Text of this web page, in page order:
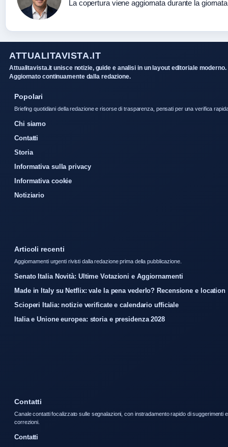
La copertura viene aggiornata durante la
ATTUALITAVISTA.IT
Attualitavista.it unisce notizie, guide e analisi in un layout editoriale moderno.
Aggiornato continuamente dalla redazione.
Popolari
Briefing quotidiani della redazione e risorse di trasparenza, pensati per una verifica
Chi siamo
Contatti
Storia
Informativa sulla privacy
Informativa cookie
Notiziario
Articoli recenti
Aggiornamenti urgenti rivisti dalla redazione prima della pubblicazione.
Senato Italia Novità: Ultime Votazioni e Aggiornamenti
Made in Italy su Netflix: vale la pena vederlo? Recensione e location
Scioperi Italia: notizie verificate e calendario ufficiale
Italia e Unione europea: storia e presidenza 2028
Contatti
Canale contatti focalizzato sulle segnalazioni, con instradamento rapido di suggerimenti e
correzioni.
Contatti